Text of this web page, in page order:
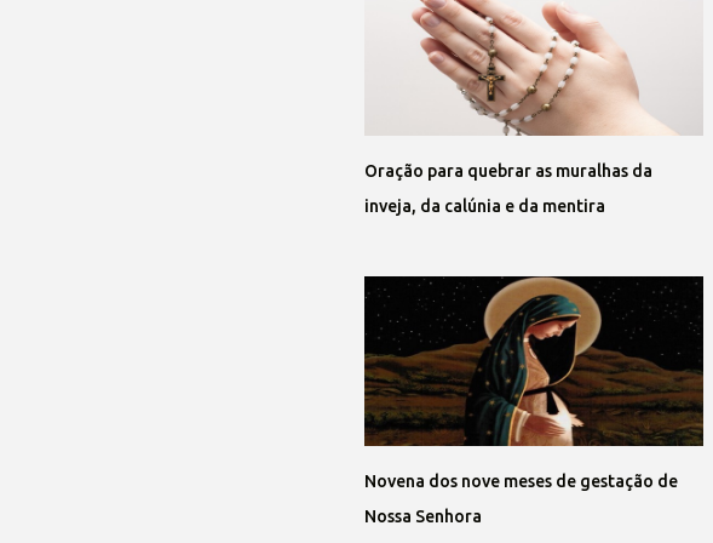
Oração para quebrar as muralhas da
inveja, da calúnia e da mentira
Novena dos nove meses de gestação de
Nossa Senhora